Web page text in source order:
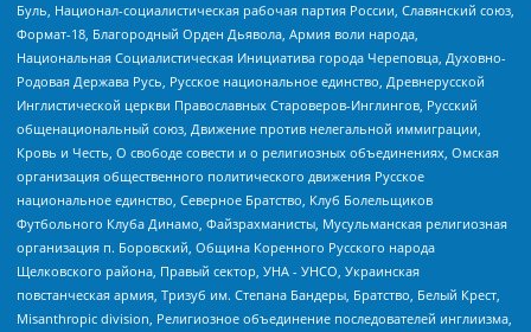
Буль, Национал-социалистическая рабочая партия России, Славянский союз,
Формат-18, Благородный Орден Дьявола, Армия воли народа,
Национальная Социалистическая Инициатива города Череповца, Духовно-
Родовая Держава Русь, Русское национальное единство, Древнерусской
Инглистической церкви Православных Староверов-Инглингов, Русский
общенациональный союз, Движение против нелегальной иммиграции,
Кровь и Честь, О свободе совести и о религиозных объединениях, Омская
организация общественного политического движения Русское
национальное единство, Северное Братство, Клуб Болельщиков
Футбольного Клуба Динамо, Файзрахманисты, Мусульманская религиозная
организация п. Боровский, Община Коренного Русского народа
Щелковского района, Правый сектор, УНА - УНСО, Украинская
повстанческая армия, Тризуб им. Степана Бандеры, Братство, Белый Крест,
Misanthropic division, Религиозное объединение последователей инглиизма,